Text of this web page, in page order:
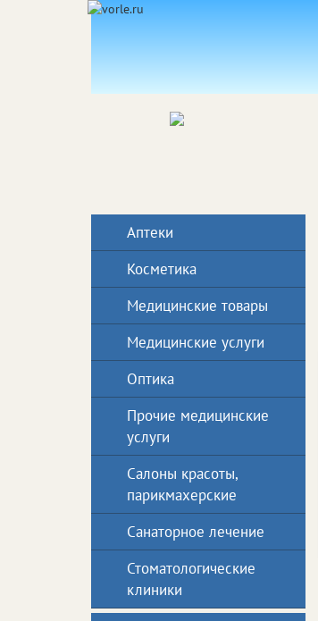
Аптеки
Косметика
Медицинские товары
Медицинские услуги
Оптика
Прочие медицинские
услуги
Салоны красоты,
парикмахерские
Санаторное лечение
Стоматологические
клиники